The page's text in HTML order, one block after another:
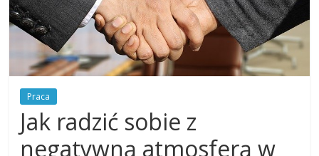
Praca
Jak radzić sobie z
negatywną atmosferą w